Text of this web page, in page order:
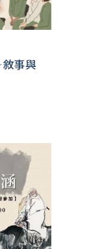
事與